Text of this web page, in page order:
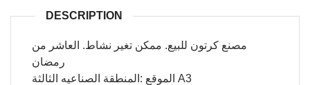
DESCRIPTION
مصنع كرتون للبيع. ممكن تغير نشاط. العاشر من
رمضان
الموقع :المنطقة الصناعيه الثالثة A3